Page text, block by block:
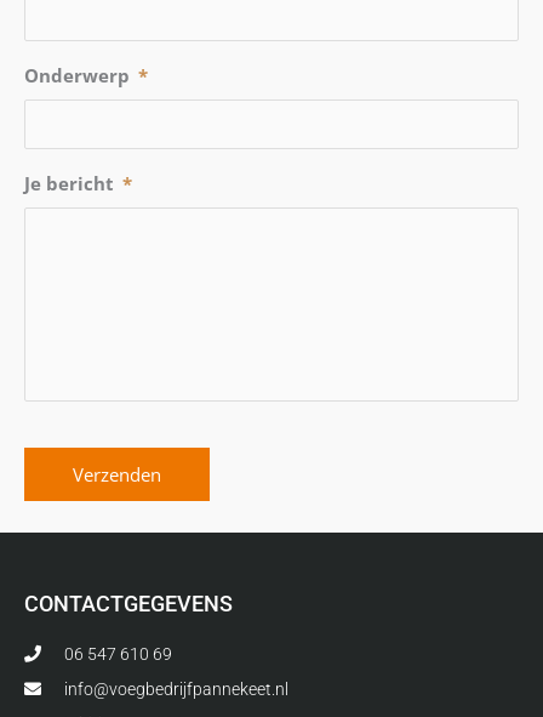
Onderwerp *
Je bericht *
Verzenden
CONTACTGEGEVENS
06 547 610 69
info@voegbedrijfpannekeet.nl